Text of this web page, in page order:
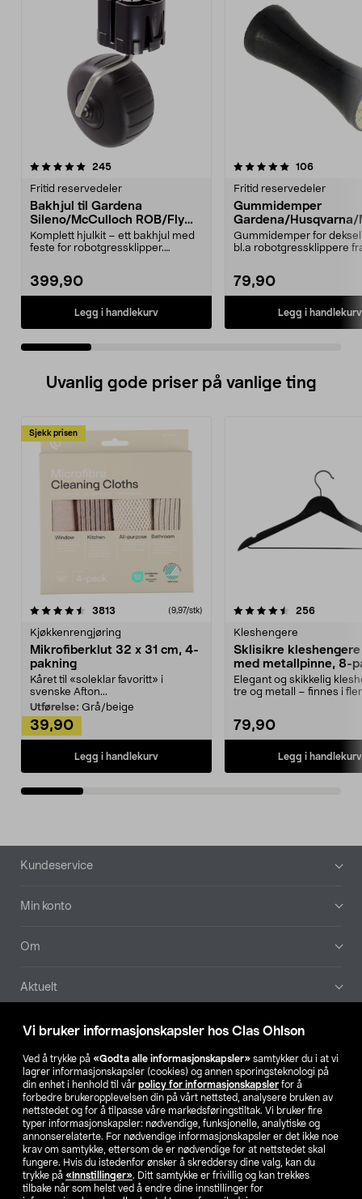
Vi bruker informasjonskapsler hos Clas Ohlson
Ved å trykke på «Godta alle informasjonskapsler» samtykker du i at vi
lagrer informasjonskapsler (cookies) og annen sporingsteknologi på
din enhet i henhold til vår policy for informasjonskapsler for å
forbedre brukeropplevelsen din på vårt nettsted, analysere bruken av
nettstedet og for å tilpasse våre markedsføringstiltak. Vi bruker fire
typer informasjonskapsler: nødvendige, funksjonelle, analytiske og
annonserelaterte. For nødvendige informasjonskapsler er det ikke noe
krav om samtykke, ettersom de er nødvendige for at nettstedet skal
fungere. Hvis du istedenfor ønsker å skreddersy dine valg, kan du
trykke på «Innstillinger». Ditt samtykke er frivillig og kan trekkes
tilbake når som helst ved å endre dine innstillinger for
245anmeldelser
Fritid reservedeler
Bakhjul til Gardena
Sileno/McCulloch ROB/Flymo
Easilife
Komplett hjulkit – ett bakhjul med
feste for robotgressklipper.
399,90
Legg i handlekurv
5.0 av 5 stjerner 106
Fritid reservedeler
Gummidemper
Gardena/Husqvarna/
ch/Flymo
Gummidemper for
bl.a robotgressklippere
79,90
Legg i handlekurv
4.5 av 5 stjerner
Uvanlig gode priser på vanlige ting
Sjekk prisen
3813 anmeldelser(9,97/stk)
Kjøkkenrengjøring
Mikrofiberklut 32 x 31 cm, 4-
pakning
Kåret til «soleklar favoritt» i
svenske Afton...
Utførelse: Grå/beige
39,90
Legg i handlekurv
4.5av 5 stjerner 256
Kleshengere
Sklisikre
med metallpinne, 8-
Elegant og skikkelig
tre og metall – finnes i
79,90
Legg i handlekurv
4.5av 5 stjerner
Bunntekst
Kundeservice
Min konto
Om
Aktuelt
Våre selskaper
Finn din butikk
SE NO FI